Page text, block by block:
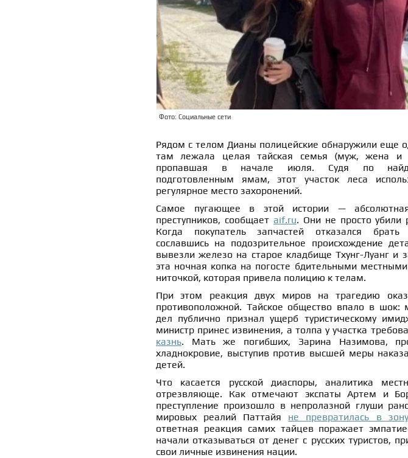
Фото: Социальные сети
Рядом с телом Дианы полицейские обнаружили еще
там лежала целая тайская семья (муж, жена и
пропавшая в начале июля. Судя по
подготовленным ямам, этот участок леса
регулярное место захоронений.
Самое пугающее в этой истории —
преступников, сообщает aif.ru. Они не просто убили
Когда покупатель запчастей отказался
сославшись на подозрительное происхождение
вывезли железо на старое кладбище Тхунг-Луанг и
эта ночная копка на погосте бдительными
ниточкой, которая привела полицию к телам.
При этом реакция двух миров на трагедию
противоположной. Тайское общество впало в шок:
дел публично признал ущерб туристическому
министр принес извинения, а толпа у участка
казнь. Мать же погибших, Зарина Назимова,
хладнокровие, выступив против высшей меры
детей.
Что касается русской диаспоры, аналитика
отрезвляюще. Как отмечают экспаты Артем и
преступление произошло в непролазной глуши
мировых реалий Паттайя не превратилась в
ответная реакция самих тайцев поражает
начали отказываться от денег с русских туристов,
свои личные извинения нации.